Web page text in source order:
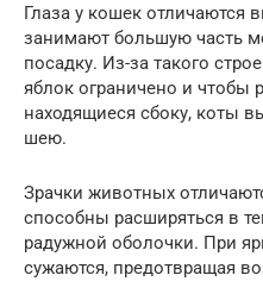
Глаза у кошек
занимают большую часть
посадку. Из-за такого
яблок ограничено и чтобы
находящиеся сбоку, коты
шею.
Зрачки животных
способны расширяться в
радужной оболочки. При
сужаются, предотвращая